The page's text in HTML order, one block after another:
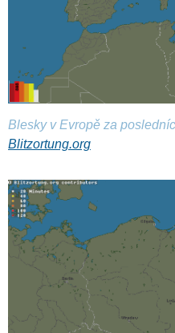
Blesky v Evropě za
Blitzortung.org